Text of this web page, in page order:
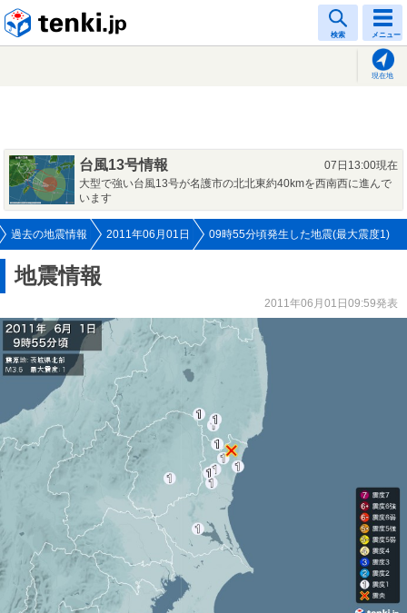
検索 メニュー
現在地
台風13号情報
07日13:00現在
大型で強い台風13号が名護市の北北東約40kmを西南西に進んで
います
過去の地震情報 2011年06月01日 09時55分頃発生した地震(最大震度1)
地震情報
2011年06月01日09:59発表